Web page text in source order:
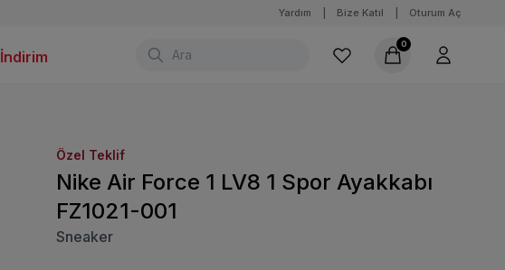
Yardım Bize Katıl Oturum Aç
İndirim
0
Özel Teklif
Nike Air Force 1 LV8 1 Spor Ayakkabı
FZ1021-001
Sneaker